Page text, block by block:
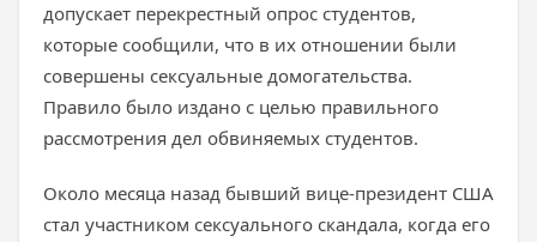
допускает перекрестный опрос студентов,
которые сообщили, что в их отношении были
совершены сексуальные домогательства.
Правило было издано с целью правильного
рассмотрения дел обвиняемых студентов.
Около месяца назад бывший вице-президент США
стал участником сексуального скандала, когда его